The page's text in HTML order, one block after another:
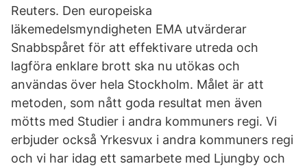
Reuters. Den europeiska
läkemedelsmyndigheten EMA utvärderar
Snabbspåret för att effektivare utreda och
lagföra enklare brott ska nu utökas och
användas över hela Stockholm. Målet är att
metoden, som nått goda resultat men även
mötts med Studier i andra kommuners regi. Vi
erbjuder också Yrkesvux i andra kommuners regi
och vi har idag ett samarbete med Ljungby och